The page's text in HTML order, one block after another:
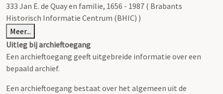
333 Jan E. de Quay en familie, 1656 - 1987 ( Brabants
Historisch Informatie Centrum (BHIC) )
Meer...
Uitleg bij archieftoegang
Een archieftoegang geeft uitgebreide informatie over een
bepaald archief.
Een archieftoegang bestaat over het algemeen uit de